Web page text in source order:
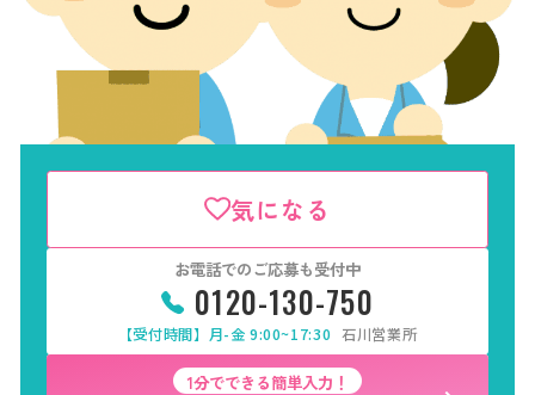
気になる
お電話でのご応募も受付中
0120-130-750
【受付時間】月-金 9:00~17:30 石川営業所
1分でできる簡単入力！